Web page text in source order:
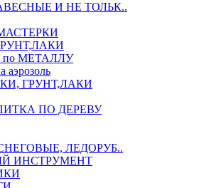
И НЕ ТОЛЬК..
по МЕТАЛЛУ
аэрозоль
ГРУНТ,ЛАКИ
ПО ДЕРЕВУ
ЛЕДОРУБ..
ИНСТРУМЕНТ